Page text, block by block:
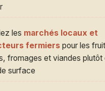
les marchés locaux et
fermiers pour les
fromages et viandes plutôt
surface